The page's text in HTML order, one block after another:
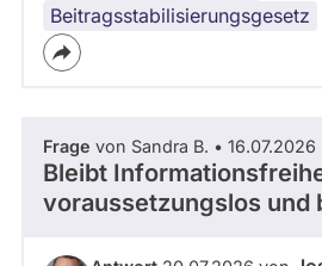
Beitragsstabilisierungsgesetz
Frage von Sandra B. • 16.07.2026
Bleibt
voraussetzungslos und